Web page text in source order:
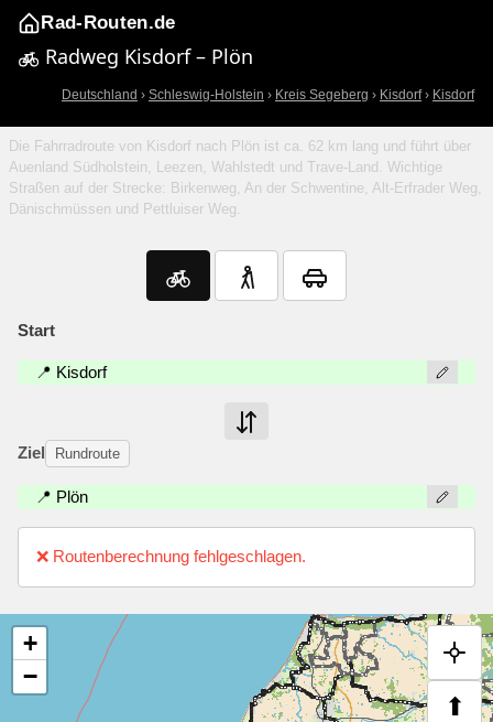
Rad-Routen.de
Radweg Kisdorf – Plön
Deutschland › Schleswig-Holstein › Kreis Segeberg › Kisdorf› Kisdorf
Die Fahrradroute von Kisdorf nach Plön ist ca. 62 km lang und führt über
Auenland Südholstein, Leezen, Wahlstedt und Trave-Land. Wichtige
Straßen auf der Strecke: Birkenweg, An der Schwentine, Alt-Erfrader Weg,
Dänischmüssen und Pettluiser Weg.
Start
📍 Kisdorf
Ziel Rundroute
📍 Plön
❌ Routenberechnung fehlgeschlagen.
⬆
+
−